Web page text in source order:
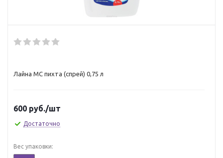
Лайна МС пихта (спрей) 0,75 л
600 руб./шт
Достаточно
Вес упаковки: